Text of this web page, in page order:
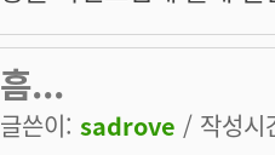
흠...
글쓴이: sadrove / 작성